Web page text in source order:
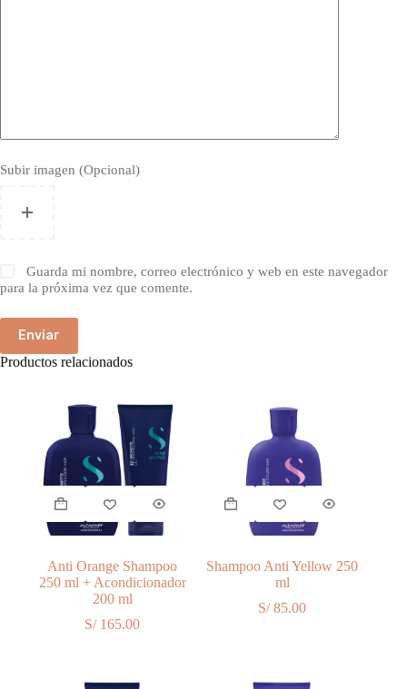
Subir imagen (Opcional)
Guarda mi nombre, correo electrónico y web en este navegador
para la próxima vez que comente.
Enviar
Productos relacionados
Anti Orange Shampoo
250 ml + Acondicionador
200 ml
S/165.00
Shampoo Anti Yellow 250
ml
S/85.00